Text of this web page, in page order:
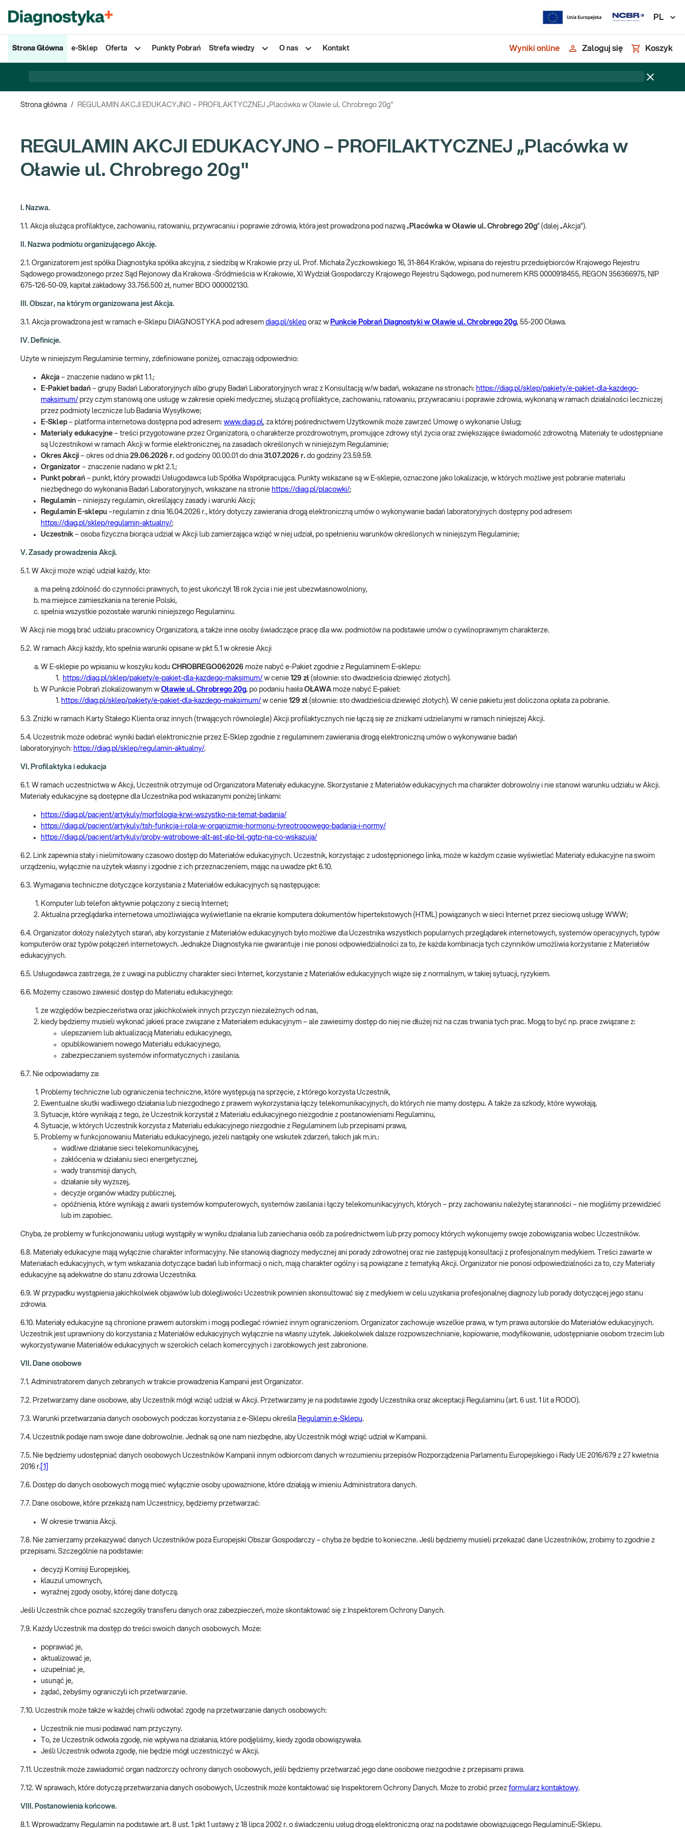
PL
Strona Główna e-Sklep Oferta Punkty Pobrań Strefa wiedzy O nas Kontakt Wyniki online Zaloguj się Koszyk
Strona główna / REGULAMIN AKCJI EDUKACYJNO – PROFILAKTYCZNEJ „Placówka w Oławie ul. Chrobrego 20g"
REGULAMIN AKCJI EDUKACYJNO – PROFILAKTYCZNEJ „Placówka w
Oławie ul. Chrobrego 20g"
I. Nazwa.
1.1. Akcja służąca profilaktyce, zachowaniu, ratowaniu, przywracaniu i poprawie zdrowia, która jest prowadzona pod nazwą „ Placówka w Oławie ul. Chrobrego 20g” (dalej „Akcja”).
II. Nazwa podmiotu organizującego Akcję.
2.1. Organizatorem jest spółka Diagnostyka spółka akcyjna, z siedzibą w Krakowie przy ul. Prof. Michała Życzkowskiego 16, 31-864 Kraków, wpisana do rejestru przedsiębiorców Krajowego Rejestru
Sądowego prowadzonego przez Sąd Rejonowy dla Krakowa -Śródmieścia w Krakowie, XI Wydział Gospodarczy Krajowego Rejestru Sądowego, pod numerem KRS 0000918455, REGON 356366975, NIP
675-126-50-09, kapitał zakładowy 33.756.500 zł, numer BDO 000002130.
III. Obszar, na którym organizowana jest Akcja.
3.1. Akcja prowadzona jest w ramach e-Sklepu DIAGNOSTYKA pod adresem diag.pl/sklep oraz w Punkcie Pobrań Diagnostyki w Oławie ul. Chrobrego 20g, 55-200 Oława.
IV. Definicje.
Użyte w niniejszym Regulaminie terminy, zdefiniowane poniżej, oznaczają odpowiednio:
Akcja – znaczenie nadano w pkt 1.1.;
E-Pakiet badań – grupy Badań Laboratoryjnych albo grupy Badań Laboratoryjnych wraz z Konsultacją w/w badań, wskazane na stronach: https://diag.pl/sklep/pakiety/e-pakiet-dla-kazdego-
maksimum/ przy czym stanowią one usługę w zakresie opieki medycznej, służącą profilaktyce, zachowaniu, ratowaniu, przywracaniu i poprawie zdrowia, wykonaną w ramach działalności leczniczej
przez podmioty lecznicze lub Badania Wysyłkowe;
E-Sklep – platforma internetowa dostępna pod adresem: www.diag.pl, za której pośrednictwem Użytkownik może zawrzeć Umowę o wykonanie Usług;
Materiały edukacyjne – treści przygotowane przez Organizatora, o charakterze prozdrowotnym, promujące zdrowy styl życia oraz zwiększające świadomość zdrowotną. Materiały te udostępniane
są Uczestnikowi w ramach Akcji w formie elektronicznej, na zasadach określonych w niniejszym Regulaminie;
Okres Akcji – okres od dnia 29.06.2026 r. od godziny 00.00.01 do dnia 31.07.2026 r. do godziny 23.59.59.
Organizator – znaczenie nadano w pkt 2.1.;
Punkt pobrań – punkt, który prowadzi Usługodawca lub Spółka Współpracująca. Punkty wskazane są w E-sklepie, oznaczone jako lokalizacje, w których możliwe jest pobranie materiału
niezbędnego do wykonania Badań Laboratoryjnych, wskazane na stronie https://diag.pl/placowki/;
Regulamin – niniejszy regulamin, określający zasady i warunki Akcji;
Regulamin E-sklepu –regulamin z dnia 16.04.2026 r., który dotyczy zawierania drogą elektroniczną umów o wykonywanie badań laboratoryjnych dostępny pod adresem
https://diag.pl/sklep/regulamin-aktualny/;
Uczestnik – osoba fizyczna biorąca udział w Akcji lub zamierzająca wziąć w niej udział, po spełnieniu warunków określonych w niniejszym Regulaminie;
V. Zasady prowadzenia Akcji.
5.1. W Akcji może wziąć udział każdy, kto:
ma pełną zdolność do czynności prawnych, to jest ukończył 18 rok życia i nie jest ubezwłasnowolniony,
ma miejsce zamieszkania na terenie Polski,
spełnia wszystkie pozostałe warunki niniejszego Regulaminu.
W Akcji nie mogą brać udziału pracownicy Organizatora, a także inne osoby świadczące pracę dla ww. podmiotów na podstawie umów o cywilnoprawnym charakterze.
5.2. W ramach Akcji każdy, kto spełnia warunki opisane w pkt 5.1 w okresie Akcji
W E-sklepie po wpisaniu w koszyku kodu CHROBREGO062026 może nabyć e-Pakiet zgodnie z Regulaminem E-sklepu:
https://diag.pl/sklep/pakiety/e-pakiet-dla-kazdego-maksimum/ w cenie 129 zł (słownie: sto dwadzieścia dziewięć złotych).
W Punkcie Pobrań zlokalizowanym w Oławie ul. Chrobrego 20g, po podaniu hasła OŁAWA może nabyć E-pakiet:
https://diag.pl/sklep/pakiety/e-pakiet-dla-kazdego-maksimum/ w cenie 129 zł (słownie: sto dwadzieścia dziewięć złotych). W cenie pakietu jest doliczona opłata za pobranie.
5.3. Zniżki w ramach Karty Stałego Klienta oraz innych (trwających równolegle) Akcji profilaktycznych nie łączą się ze zniżkami udzielanymi w ramach niniejszej Akcji.
5.4. Uczestnik może odebrać wyniki badań elektronicznie przez E-Sklep zgodnie z regulaminem zawierania drogą elektroniczną umów o wykonywanie badań
laboratoryjnych: https://diag.pl/sklep/regulamin-aktualny/.
VI. Profilaktyka i edukacja
6.1. W ramach uczestnictwa w Akcji, Uczestnik otrzymuje od Organizatora Materiały edukacyjne. Skorzystanie z Materiałów edukacyjnych ma charakter dobrowolny i nie stanowi warunku udziału w Akcji.
Materiały edukacyjne są dostępne dla Uczestnika pod wskazanymi poniżej linkami:
https://diag.pl/pacjent/artykuly/morfologia-krwi-wszystko-na-temat-badania/
https://diag.pl/pacjent/artykuly/tsh-funkcja-i-rola-w-organizmie-hormonu-tyreotropowego-badania-i-normy/
https://diag.pl/pacjent/artykuly/proby-watrobowe-alt-ast-alp-bil-ggtp-na-co-wskazuja/
6.2. Link zapewnia stały i nielimitowany czasowo dostęp do Materiałów edukacyjnych. Uczestnik, korzystając z udostępnionego linka, może w każdym czasie wyświetlać Materiały edukacyjne na swoim
urządzeniu, wyłącznie na użytek własny i zgodnie z ich przeznaczeniem, mając na uwadze pkt 6.10.
6.3. Wymagania techniczne dotyczące korzystania z Materiałów edukacyjnych są następujące:
Komputer lub telefon aktywnie połączony z siecią Internet;
Aktualna przeglądarka internetowa umożliwiająca wyświetlanie na ekranie komputera dokumentów hipertekstowych (HTML) powiązanych w sieci Internet przez sieciową usługę WWW;
6.4. Organizator dołoży należytych starań, aby korzystanie z Materiałów edukacyjnych było możliwe dla Uczestnika wszystkich popularnych przeglądarek internetowych, systemów operacyjnych, typów
komputerów oraz typów połączeń internetowych. Jednakże Diagnostyka nie gwarantuje i nie ponosi odpowiedzialności za to, że każda kombinacja tych czynników umożliwia korzystanie z Materiałów
edukacyjnych.
6.5. Usługodawca zastrzega, że z uwagi na publiczny charakter sieci Internet, korzystanie z Materiałów edukacyjnych wiąże się z normalnym, w takiej sytuacji, ryzykiem.
6.6. Możemy czasowo zawiesić dostęp do Materiału edukacyjnego:
ze względów bezpieczeństwa oraz jakichkolwiek innych przyczyn niezależnych od nas,
kiedy będziemy musieli wykonać jakieś prace związane z Materiałem edukacyjnym – ale zawiesimy dostęp do niej nie dłużej niż na czas trwania tych prac. Mogą to być np. prace związane z:
ulepszaniem lub aktualizacją Materiału edukacyjnego,
opublikowaniem nowego Materiału edukacyjnego,
zabezpieczaniem systemów informatycznych i zasilania.
6.7. Nie odpowiadamy za:
Problemy techniczne lub ograniczenia techniczne, które występują na sprzęcie, z którego korzysta Uczestnik,
Ewentualne skutki wadliwego działania lub niezgodnego z prawem wykorzystania łączy telekomunikacyjnych, do których nie mamy dostępu. A także za szkody, które wywołają,
Sytuacje, które wynikają z tego, że Uczestnik korzystał z Materiału edukacyjnego niezgodnie z postanowieniami Regulaminu,
Sytuacje, w których Uczestnik korzysta z Materiału edukacyjnego niezgodnie z Regulaminem lub przepisami prawa,
Problemy w funkcjonowaniu Materiału edukacyjnego, jeżeli nastąpiły one wskutek zdarzeń, takich jak m.in.:
wadliwe działanie sieci telekomunikacyjnej,
zakłócenia w działaniu sieci energetycznej,
wady transmisji danych,
działanie siły wyższej,
decyzje organów władzy publicznej,
opóźnienia, które wynikają z awarii systemów komputerowych, systemów zasilania i łączy telekomunikacyjnych, których – przy zachowaniu należytej staranności – nie mogliśmy przewidzieć
lub im zapobiec.
Chyba, że problemy w funkcjonowaniu usługi wystąpiły w wyniku działania lub zaniechania osób za pośrednictwem lub przy pomocy których wykonujemy swoje zobowiązania wobec Uczestników.
6.8. Materiały edukacyjne mają wyłącznie charakter informacyjny. Nie stanowią diagnozy medycznej ani porady zdrowotnej oraz nie zastępują konsultacji z profesjonalnym medykiem. Treści zawarte w
Materiałach edukacyjnych, w tym wskazania dotyczące badań lub informacji o nich, mają charakter ogólny i są powiązane z tematyką Akcji. Organizator nie ponosi odpowiedzialności za to, czy Materiały
edukacyjne są adekwatne do stanu zdrowia Uczestnika.
6.9. W przypadku wystąpienia jakichkolwiek objawów lub dolegliwości Uczestnik powinien skonsultować się z medykiem w celu uzyskania profesjonalnej diagnozy lub porady dotyczącej jego stanu
zdrowia.
6.10. Materiały edukacyjne są chronione prawem autorskim i mogą podlegać również innym ograniczeniom. Organizator zachowuje wszelkie prawa, w tym prawa autorskie do Materiałów edukacyjnych.
Uczestnik jest uprawniony do korzystania z Materiałów edukacyjnych wyłącznie na własny użytek. Jakiekolwiek dalsze rozpowszechnianie, kopiowanie, modyfikowanie, udostępnianie osobom trzecim lub
wykorzystywanie Materiałów edukacyjnych w szerokich celach komercyjnych i zarobkowych jest zabronione.
VII. Dane osobowe
7.1. Administratorem danych zebranych w trakcie prowadzenia Kampanii jest Organizator.
7.2. Przetwarzamy dane osobowe, aby Uczestnik mógł wziąć udział w Akcji. Przetwarzamy je na podstawie zgody Uczestnika oraz akceptacji Regulaminu (art. 6 ust. 1 lit a RODO).
7.3. Warunki przetwarzania danych osobowych podczas korzystania z e-Sklepu określa Regulamin e-Sklepu.
7.4. Uczestnik podaje nam swoje dane dobrowolnie. Jednak są one nam niezbędne, aby Uczestnik mógł wziąć udział w Kampanii.
7.5. Nie będziemy udostępniać danych osobowych Uczestników Kampanii innym odbiorcom danych w rozumieniu przepisów Rozporządzenia Parlamentu Europejskiego i Rady UE 2016/679 z 27 kwietnia
2016 r. [1]
7.6. Dostęp do danych osobowych mogą mieć wyłącznie osoby upoważnione, które działają w imieniu Administratora danych.
7.7. Dane osobowe, które przekażą nam Uczestnicy, będziemy przetwarzać:
W okresie trwania Akcji.
7.8. Nie zamierzamy przekazywać danych Uczestników poza Europejski Obszar Gospodarczy – chyba że będzie to konieczne. Jeśli będziemy musieli przekazać dane Uczestników, zrobimy to zgodnie z
przepisami. Szczególnie na podstawie:
decyzji Komisji Europejskiej,
klauzul umownych,
wyraźnej zgody osoby, której dane dotyczą.
Jeśli Uczestnik chce poznać szczegóły transferu danych oraz zabezpieczeń, może skontaktować się z Inspektorem Ochrony Danych.
7.9. Każdy Uczestnik ma dostęp do treści swoich danych osobowych. Może:
poprawiać je,
aktualizować je,
uzupełniać je,
usunąć je,
żądać, żebyśmy ograniczyli ich przetwarzanie.
7.10. Uczestnik może także w każdej chwili odwołać zgodę na przetwarzanie danych osobowych:
Uczestnik nie musi podawać nam przyczyny.
To, że Uczestnik odwoła zgodę, nie wpływa na działania, które podjęliśmy, kiedy zgoda obowiązywała.
Jeśli Uczestnik odwoła zgodę, nie będzie mógł uczestniczyć w Akcji.
7.11. Uczestnik może zawiadomić organ nadzorczy ochrony danych osobowych, jeśli będziemy przetwarzać jego dane osobowe niezgodnie z przepisami prawa.
7.12. W sprawach, które dotyczą przetwarzania danych osobowych, Uczestnik może kontaktować się Inspektorem Ochrony Danych. Może to zrobić przez formularz kontaktowy.
VIII. Postanowienia końcowe.
8.1. Wprowadzamy Regulamin na podstawie art. 8 ust. 1 pkt 1 ustawy z 18 lipca 2002 r. o świadczeniu usług drogą elektroniczną oraz na podstawie obowiązującego RegulaminuE-Sklepu.